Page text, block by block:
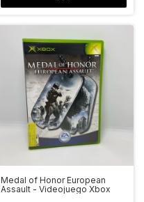
Medal of Honor European
Assault - Videojuego Xbox